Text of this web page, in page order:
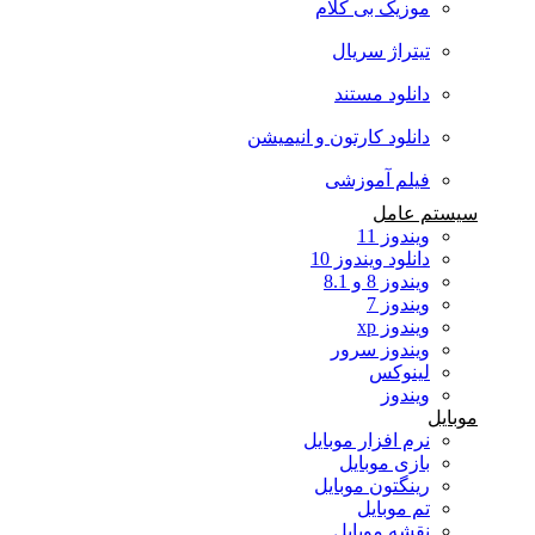
موزیک بی کلام
تیتراژ سریال
دانلود مستند
دانلود کارتون و انیمیشن
فیلم آموزشی
سیستم عامل
ویندوز 11
دانلود ویندوز 10
ویندوز 8 و 8.1
ویندوز 7
ویندوز xp
ویندوز سرور
لینوکس
ویندوز
نرم افزار موبایل
بازی موبایل
رینگتون موبایل
تم موبایل
نقشه موبایل